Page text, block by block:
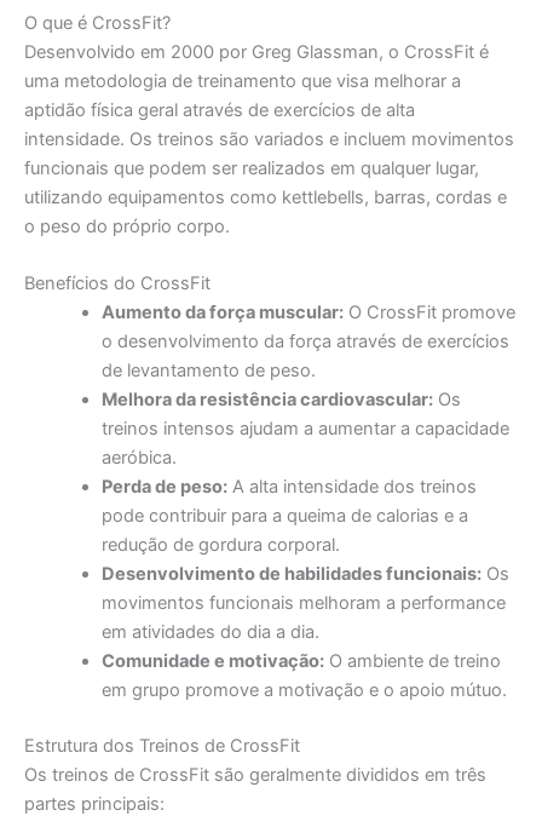
O que é CrossFit?
Desenvolvido em 2000 por Greg Glassman, o CrossFit é
uma metodologia de treinamento que visa melhorar a
aptidão física geral através de exercícios de alta
intensidade. Os treinos são variados e incluem movimentos
funcionais que podem ser realizados em qualquer lugar,
utilizando equipamentos como kettlebells, barras, cordas e
o peso do próprio corpo.
Benefícios do CrossFit
Aumento da força muscular:O CrossFit promove
o desenvolvimento da força através de exercícios
de levantamento de peso.
Melhora da resistência cardiovascular:Os
treinos intensos ajudam a aumentar a capacidade
aeróbica.
Perda de peso:A alta intensidade dos treinos
pode contribuir para a queima de calorias e a
redução de gordura corporal.
Desenvolvimento de habilidades funcionais:Os
movimentos funcionais melhoram a performance
em atividades do dia a dia.
Comunidade e motivação:O ambiente de treino
em grupo promove a motivação e o apoio mútuo.
Estrutura dos Treinos de CrossFit
Os treinos de CrossFit são geralmente divididos em três
partes principais: